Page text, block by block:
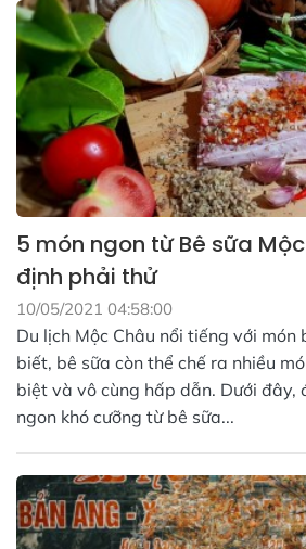
5 món ngon từ Bê sữa
định phải thử
10/05/2021 04:58:00
Du lịch Mộc Châu nổi tiếng với món
biết, bê sữa còn thể chế ra nhiều
biệt và vô cùng hấp dẫn. Dưới đây,
ngon khó cưỡng từ bê sữa...